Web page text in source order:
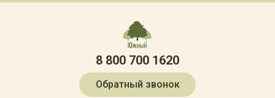
8 800 700 1620
Обратный звонок